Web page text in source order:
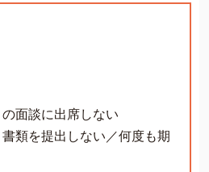
面談に出席しない
類を提出しない／何度も期